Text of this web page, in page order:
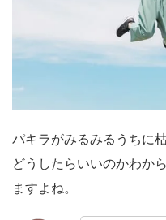
パキラがみるみるうちに
どうしたらいいのかわか
ますよね。